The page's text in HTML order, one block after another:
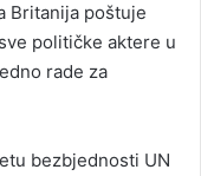
Britanija poštuje
političke aktere u
rade za
bezbjednosti UN